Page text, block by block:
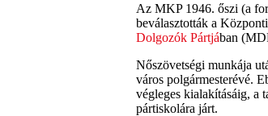
Az MKP 1946. őszi (a
beválasztották a
Dolgozók Pártjában
Nőszövetségi munkája
város polgármesterévé.
végleges kialakításáig, a
pártiskolára járt.